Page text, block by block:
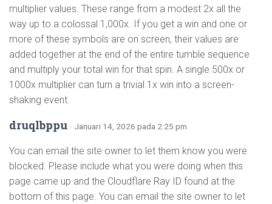
multiplier values. These range from a modest 2x all the
way up to a colossal 1,000x. If you get a win and one or
more of these symbols are on screen, their values are
added together at the end of the entire tumble sequence
and multiply your total win for that spin. A single 500x or
1000x multiplier can turn a trivial 1x win into a screen-
shaking event.
druqlbppu · Januari 14, 2026 pada 2:25 pm
You can email the site owner to let them know you were
blocked. Please include what you were doing when this
page came up and the Cloudflare Ray ID found at the
bottom of this page. You can email the site owner to let